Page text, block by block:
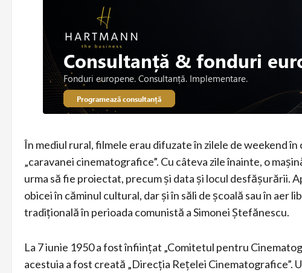
În mediul rural, filmele erau difuzate în zilele de weekend
„caravanei cinematografice”. Cu câteva zile înainte, o
urma să fie proiectat, precum și data și locul desfășurării.
obicei în căminul cultural, dar și în săli de școală sau în aer
tradițională în perioada comunistă a Simonei Ștefănescu.
La 7 iunie 1950 a fost înființat „Comitetul pentru
acestuia a fost creată „Direcția Rețelei